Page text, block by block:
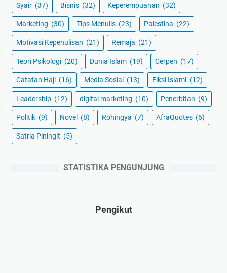
Syair (37) Bisnis (32) Keperempuanan (32)
Marketing (30) Tips Menulis (23) Palestina (22)
Motivasi Kepenulisan (21) Remaja (21)
Teori Psikologi (20) Dunia Islam (19) Cerpen (17)
Catatan Haji (16) Media Sosial (13) Fiksi Islami (12)
Leadership (12) digital marketing (10) Penerbitan (9)
Politik (9) Novel (8) Rohingya (7) AfraQuotes (6)
Satria Piningit (5)
STATISTIKA PENGUNJUNG
Pengikut